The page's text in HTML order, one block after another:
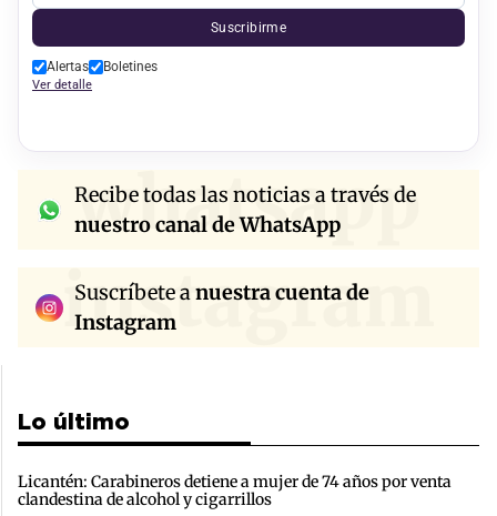
Suscribirme
Alertas Boletines
Ver detalle
whatsapp
Recibe todas las noticias a través de
nuestro canal de WhatsApp
instagram
Suscríbete anuestra cuenta de
Instagram
Lo último
Licantén: Carabineros detiene a mujer de 74 años por venta
clandestina de alcohol y cigarrillos